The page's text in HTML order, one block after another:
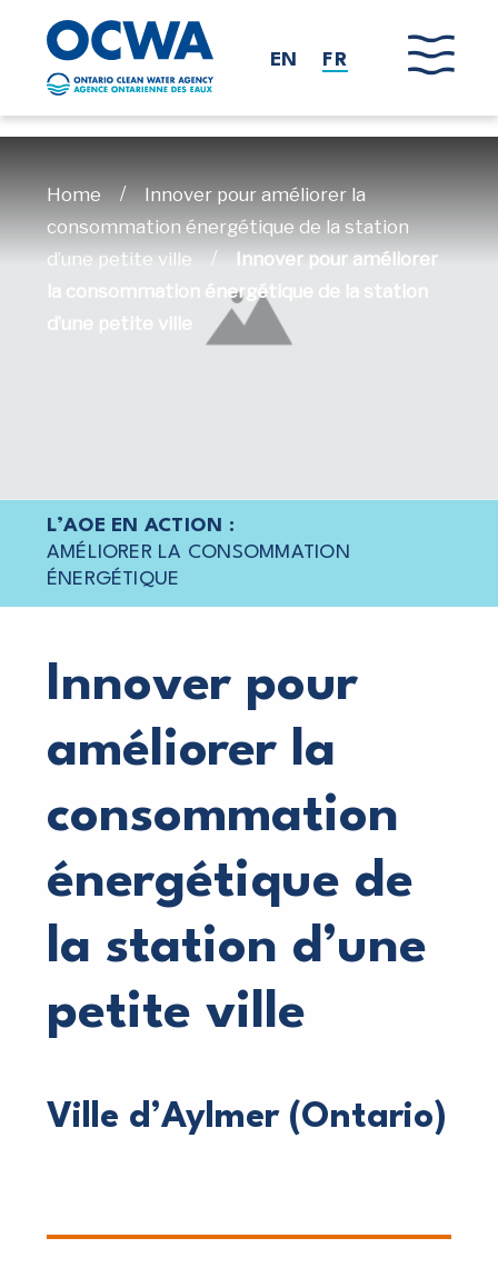
Skip to main content
EN FR
Home /
Innover pour améliorer la
consommation énergétique de la station
d’une petite ville
/
Innover pour améliorer
la consommation énergétique de la station
d’une petite ville
L’AOE EN ACTION :
AMÉLIORER LA CONSOMMATION
ÉNERGÉTIQUE
Innover pour
améliorer la
consommation
énergétique de
la station d’une
petite ville
Ville d’Aylmer (Ontario)